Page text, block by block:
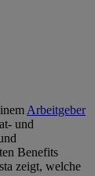
Arbeitgeber
und
Benefits
zeigt, welche